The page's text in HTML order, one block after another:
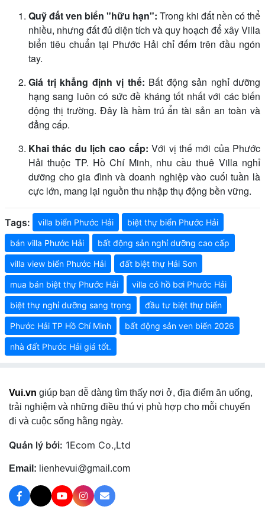
Quỹ đất ven biển "hữu hạn": Trong khi đất nền có thể
nhiều, nhưng đất đủ diện tích và quy hoạch để xây Villa
biển tiêu chuẩn tại Phước Hải chỉ đếm trên đầu ngón
tay.
Giá trị khẳng định vị thế: Bất động sản nghỉ dưỡng
hạng sang luôn có sức đề kháng tốt nhất với các biến
động thị trường. Đây là hầm trú ẩn tài sản an toàn và
đẳng cấp.
Khai thác du lịch cao cấp: Với vị thế mới của Phước
Hải thuộc TP. Hồ Chí Minh, nhu cầu thuê Villa nghỉ
dưỡng cho gia đình và doanh nghiệp vào cuối tuần là
cực lớn, mang lại nguồn thu nhập thụ động bền vững.
Tags: villa biển Phước Hải biệt thự biển Phước Hải
bán villa Phước Hải bất động sản nghỉ dưỡng cao cấp
villa view biển Phước Hải đất biệt thự Hải Sơn
mua bán biệt thự Phước Hải villa có hồ bơi Phước Hải
biệt thự nghỉ dưỡng sang trọng đầu tư biệt thự biển
Phước Hải TP Hồ Chí Minh bất động sản ven biển 2026
nhà đất Phước Hải giá tốt.
Vui.vn giúp bạn dễ dàng tìm thấy nơi ở, địa điểm ăn uống,
trải nghiệm và những điều thú vị phù hợp cho mỗi chuyến
đi và cuộc sống hằng ngày.
Quản lý bởi: 1Ecom Co.,Ltd
Email: lienhevui@gmail.com